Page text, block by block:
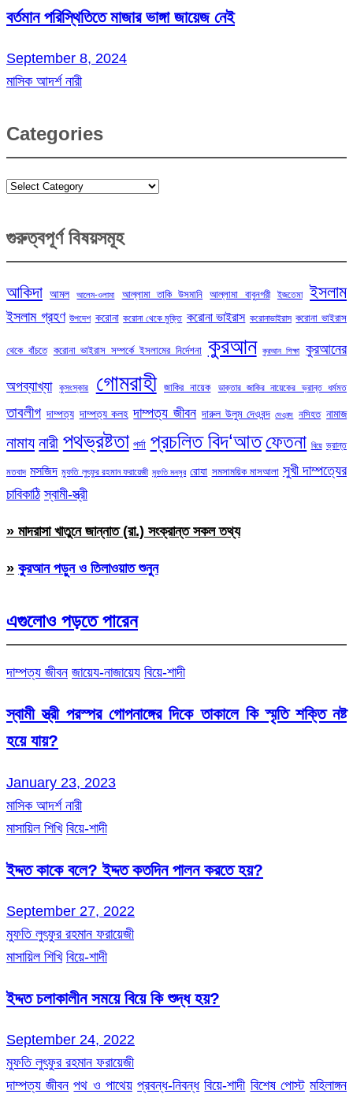
বর্তমান পরিস্থিতিতে মাজার ভাঙ্গা জায়েজ নেই
September 8, 2024
মাসিক আদর্শ নারী
Categories
Categories
গুরুত্বপূর্ণ বিষয়সমূহ
আকিদা আমল আলেম-ওলামা আল্লামা তাকি উসমানি আল্লামা বাবুনগরী ইজতেমা ইসলাম
ইসলাম গ্রহণ উপদেশ করোনা করোনা থেকে মুক্তি করোনা ভাইরাস করোনাভাইরাস করোনা ভাইরাস
থেকে বাঁচতে করোনা ভাইরাস সম্পর্কে ইসলামের নির্দেশনা কুরআন কুরআন শিক্ষা কুরআনের
অপব্যাখ্যা কুসংস্কার গোমরাহী জাকির নায়েক ডাক্তার জাকির নায়েকের ভ্রান্ত ধর্মমত
তাবলীগ দাম্পত্য দাম্পত্য কলহ দাম্পত্য জীবন দারুল উলুম দেওবন্দ দেওবন্দ নসিহত নামাজ
নামায নারী পথভ্রষ্টতা পর্দা প্রচলিত বিদ‘আত ফেতনা বিয়ে ভ্রান্ত
মতবাদ মসজিদ মুফতি লুৎফুর রহমান ফরায়েজী মুফতি মনসুর রোযা সমসাময়িক মাসআলা সুখী দাম্পত্যের
চাবিকাঠি স্বামী-স্ত্রী
» মাদরাসা খাতুনে জান্নাত (রা.) সংক্রান্ত সকল তথ্য
» কুরআন পড়ুন ও তিলাওয়াত শুনুন
এগুলোও পড়তে পারেন
দাম্পত্য জীবন জায়েয-নাজায়েয বিয়ে-শাদী
স্বামী স্ত্রী পরস্পর গোপনাঙ্গের দিকে তাকালে কি স্মৃতি শক্তি নষ্ট
হয়ে যায়?
January 23, 2023
মাসিক আদর্শ নারী
মাসায়িল শিখি বিয়ে-শাদী
ইদ্দত কাকে বলে? ইদ্দত কতদিন পালন করতে হয়?
September 27, 2022
মুফতি লুৎফুর রহমান ফরায়েজী
মাসায়িল শিখি বিয়ে-শাদী
ইদ্দত চলাকালীন সময়ে বিয়ে কি শুদ্ধ হয়?
September 24, 2022
মুফতি লুৎফুর রহমান ফরায়েজী
দাম্পত্য জীবন পথ ও পাথেয় প্রবন্ধ-নিবন্ধ বিয়ে-শাদী বিশেষ পোস্ট মহিলাঙ্গন